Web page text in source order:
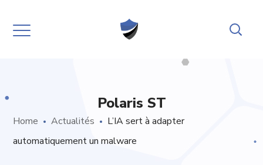
Polaris ST
Home Actualités
L’IA sert à adapter
automatiquement un malware